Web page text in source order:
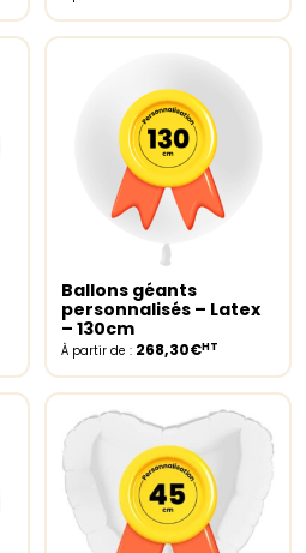
Select options
Ballons géants
personnalisés – Latex
– 130cm
À partir de : 268,30€HT